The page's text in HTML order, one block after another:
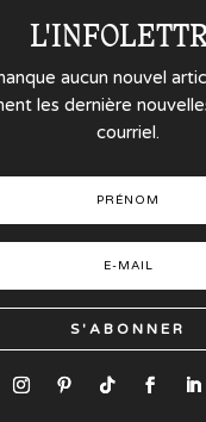
aucun nouvel
les dernière
courriel.
S'ABONNER